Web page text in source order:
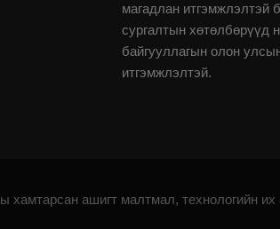
магадлан итгэмжлэлтэй
сургалтын хөтөлбөрүүд
байгууллагын олон
итгэмжлэлтэй.
хамтарсан ашигт малтмал, технологийн их